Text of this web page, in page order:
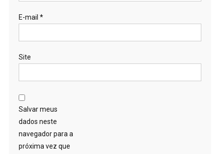
E-mail *
Site
Salvar meus
dados neste
navegador para a
próxima vez que